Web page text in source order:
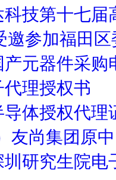
技第十七届
参加福田
元器件采购
理授权书
体授权代理
友尚集团原
圳研究生院